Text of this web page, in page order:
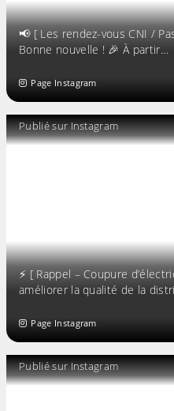
📢 [ Les rendez-vous CNI /
Bonne nouvelle ! 🎉 À partir…
Page Instagram
Publié sur Instagram
⚡️ [ Rappel – Coupure
améliorer la qualité de la
Page Instagram
Publié sur Instagram